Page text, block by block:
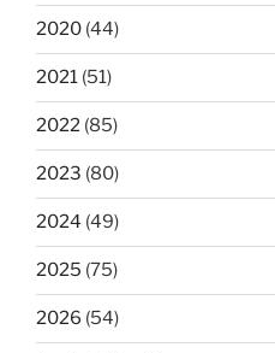
2020 (44)
2021 (51)
2022 (85)
2023 (80)
2024 (49)
2025 (75)
2026 (54)